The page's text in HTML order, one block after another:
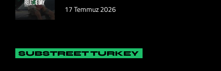
17 Temmuz 2026
SUBSTREET TURKEY